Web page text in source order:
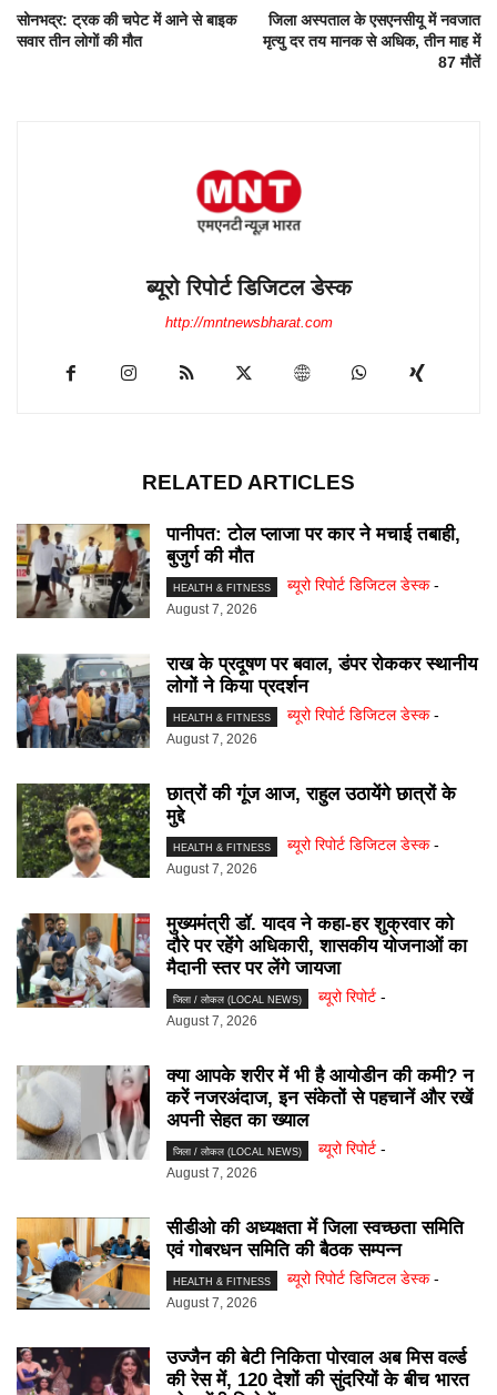
सोनभद्र: ट्रक की चपेट में आने से बाइक
सवार तीन लाेगाें की मौत
जिला अस्पताल के एसएनसीयू में नवजात
मृत्यु दर तय मानक से अधिक, तीन माह में
87 मौतें
ब्यूरो रिपोर्ट डिजिटल डेस्क
http://mntnewsbharat.com
RELATED ARTICLES
पानीपत: टोल प्लाजा पर कार ने मचाई तबाही,
बुजुर्ग की मौत
HEALTH & FITNESS ब्यूरो रिपोर्ट डिजिटल डेस्क -
August 7, 2026
राख के प्रदूषण पर बवाल, डंपर रोककर स्थानीय
लोगों ने किया प्रदर्शन
HEALTH & FITNESS ब्यूरो रिपोर्ट डिजिटल डेस्क -
August 7, 2026
छात्रों की गूंज आज, राहुल उठायेंगे छात्रों के
मुद्दे
HEALTH & FITNESS ब्यूरो रिपोर्ट डिजिटल डेस्क -
August 7, 2026
मुख्यमंत्री डॉ. यादव ने कहा-हर शुक्रवार को
दौरे पर रहेंगे अधिकारी, शासकीय योजनाओं का
मैदानी स्तर पर लेंगे जायजा
जिला / लोकल (LOCAL NEWS) ब्यूरो रिपोर्ट -
August 7, 2026
क्या आपके शरीर में भी है आयोडीन की कमी? न
करें नजरअंदाज, इन संकेतों से पहचानें और रखें
अपनी सेहत का ख्याल
जिला / लोकल (LOCAL NEWS) ब्यूरो रिपोर्ट -
August 7, 2026
सीडीओ की अध्यक्षता में जिला स्वच्छता समिति
एवं गोबरधन समिति की बैठक सम्पन्न
HEALTH & FITNESS ब्यूरो रिपोर्ट डिजिटल डेस्क -
August 7, 2026
उज्जैन की बेटी निकिता पोरवाल अब मिस वर्ल्ड
की रेस में, 120 देशों की सुंदरियों के बीच भारत